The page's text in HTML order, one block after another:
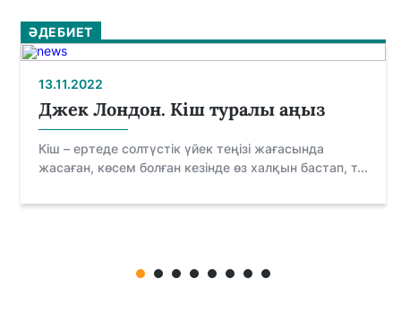
ӘДЕБИЕТ
13.11.2022
Джек Лондон. Кіш туралы аңыз
Кіш – ертеде солтүстiк үйек теңiзi жағасында
жасаған, көсем болған кезiнде өз халқын бастап, т...